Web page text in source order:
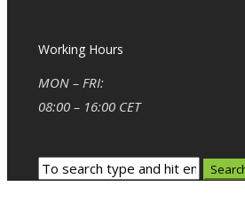
Working Hours
MON – FRI:
08:00 – 16:00 CET